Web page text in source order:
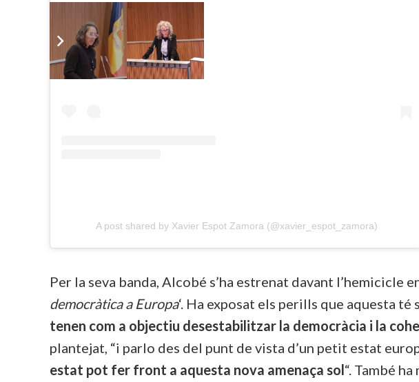
View this post on Instagram
A post shared by Xavier Espot Zamora (@xavier_espot_zamora)
Per la seva banda, Alcobé s’ha estrenat davant l’hemicicle
democràtica a Europa‘. Ha exposat els perills que aquesta
tenen com a objectiu desestabilitzar la democràcia i la
plantejat, “i parlo des del punt de vista d’un petit estat
estat pot fer front a aquesta nova amenaça sol“. També